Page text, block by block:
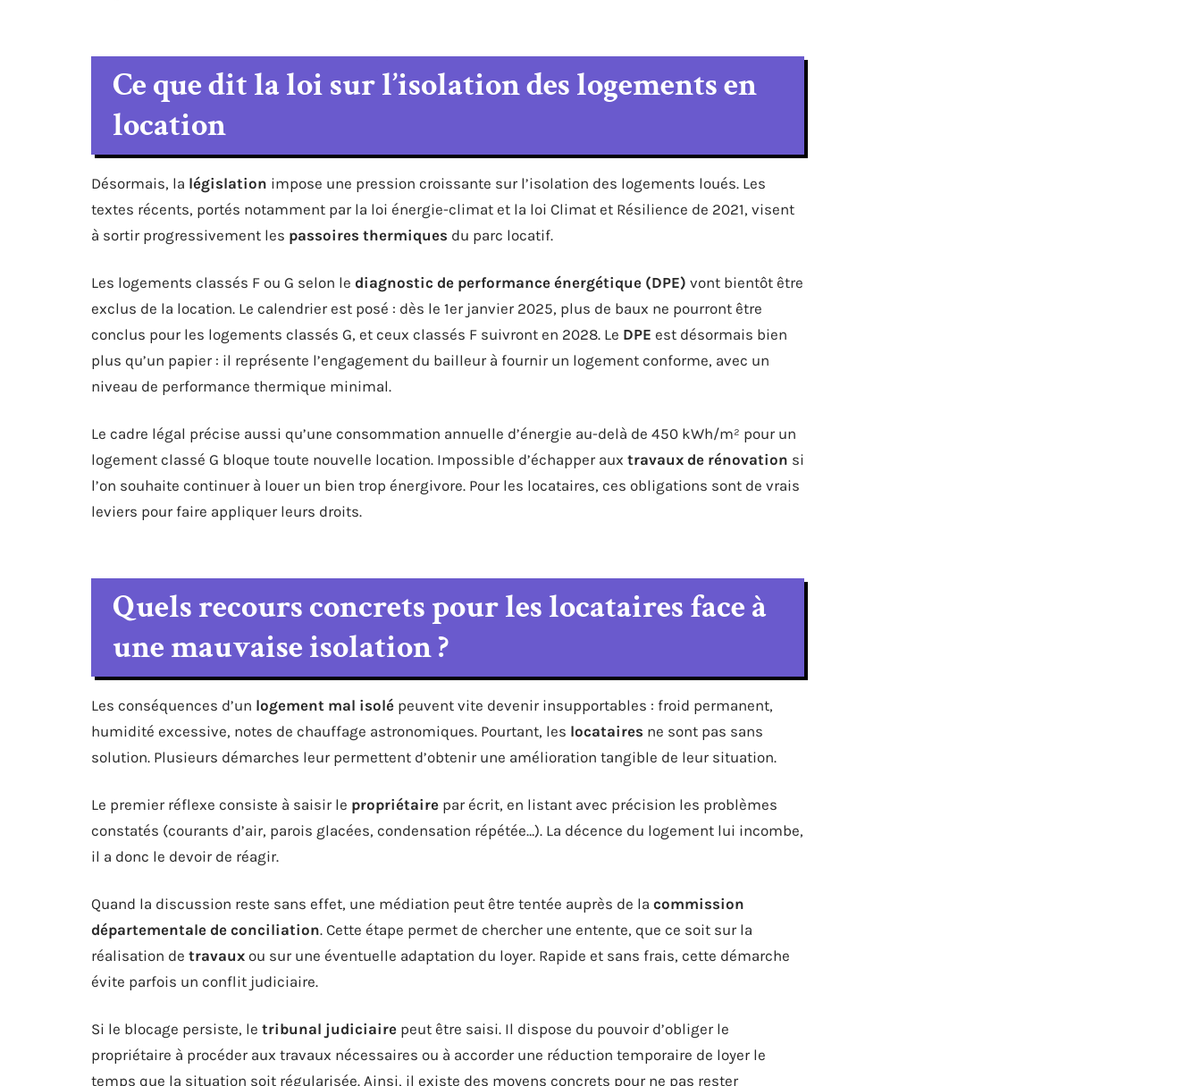
Ce que dit la loi sur l’isolation des logements en
location
Désormais, la législation impose une pression croissante sur l’isolation des logements loués. Les
textes récents, portés notamment par la loi énergie-climat et la loi Climat et Résilience de 2021, visent
à sortir progressivement les passoires thermiques du parc locatif.
Les logements classés F ou G selon le diagnostic de performance énergétique (DPE) vont bientôt être
exclus de la location. Le calendrier est posé : dès le 1er janvier 2025, plus de baux ne pourront être
conclus pour les logements classés G, et ceux classés F suivront en 2028. Le DPE est désormais bien
plus qu’un papier : il représente l’engagement du bailleur à fournir un logement conforme, avec un
niveau de performance thermique minimal.
Le cadre légal précise aussi qu’une consommation annuelle d’énergie au-delà de 450 kWh/m² pour un
logement classé G bloque toute nouvelle location. Impossible d’échapper aux travaux de rénovation si
l’on souhaite continuer à louer un bien trop énergivore. Pour les locataires, ces obligations sont de vrais
leviers pour faire appliquer leurs droits.
Quels recours concrets pour les locataires face à
une mauvaise isolation ?
Les conséquences d’un logement mal isolé peuvent vite devenir insupportables : froid permanent,
humidité excessive, notes de chauffage astronomiques. Pourtant, les locataires ne sont pas sans
solution. Plusieurs démarches leur permettent d’obtenir une amélioration tangible de leur situation.
Le premier réflexe consiste à saisir le propriétaire par écrit, en listant avec précision les problèmes
constatés (courants d’air, parois glacées, condensation répétée…). La décence du logement lui incombe,
il a donc le devoir de réagir.
Quand la discussion reste sans effet, une médiation peut être tentée auprès de la commission
départementale de conciliation. Cette étape permet de chercher une entente, que ce soit sur la
réalisation de travaux ou sur une éventuelle adaptation du loyer. Rapide et sans frais, cette démarche
évite parfois un conflit judiciaire.
Si le blocage persiste, le tribunal judiciaire peut être saisi. Il dispose du pouvoir d’obliger le
propriétaire à procéder aux travaux nécessaires ou à accorder une réduction temporaire de loyer le
temps que la situation soit régularisée. Ainsi, il existe des moyens concrets pour ne pas rester